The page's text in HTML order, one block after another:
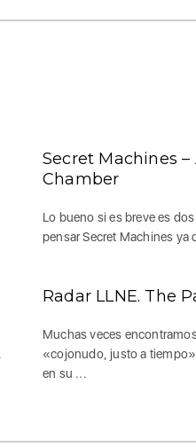
Secret Machines
Chamber
Lo bueno si es breve es
pensar Secret Machines ya
Radar LLNE. The
Muchas veces
«cojonudo, justo a
en su ...